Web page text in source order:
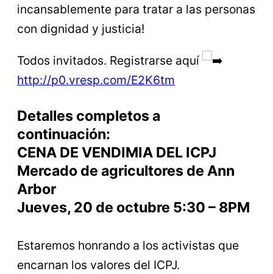
incansablemente para tratar a las personas
con dignidad y justicia!
Todos invitados. Registrarse aquí
http://p0.vresp.com/E2K6tm
Detalles completos a
continuación:
CENA DE VENDIMIA DEL ICPJ
Mercado de agricultores de Ann
Arbor
Jueves, 20 de octubre 5:30 – 8PM
Estaremos honrando a los activistas que
encarnan los valores del ICPJ.